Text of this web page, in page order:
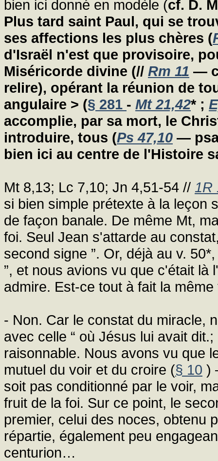
bien ici donné en modèle (cf. D.
Plus tard saint Paul, qui se
ses affections les plus chères (
d'Israël n'est que provisoire,
Miséricorde divine (// Rm 11 —
relire), opérant la réunion de
angulaire > (§ 281 - Mt 21,42* ;
accomplie, par sa mort, le
introduire, tous (Ps 47,10 —
bien ici au centre de l'Histoire
Mt 8,13; Lc 7,10; Jn 4,51-54 // 1R
si bien simple prétexte à la leçon
de façon banale. De même Mt,
foi. Seul Jean s'attarde au
second signe ”. Or, déjà au v.
”, et nous avions vu que c'était
admire. Est-ce tout à fait la même
- Non. Car le constat du miracle,
avec celle “ où Jésus lui avait
raisonnable. Nous avons vu que
mutuel du voir et du croire (§ 10 )
soit pas conditionné par le voir,
fruit de la foi. Sur ce point, le
premier, celui des noces, obtenu
répartie, également peu
centurion…